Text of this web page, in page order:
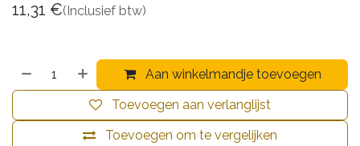
11,31 €(Inclusief btw)
Aan winkelmandje toevoegen
Toevoegen om te vergelijken
Toevoegen aan verlanglijst